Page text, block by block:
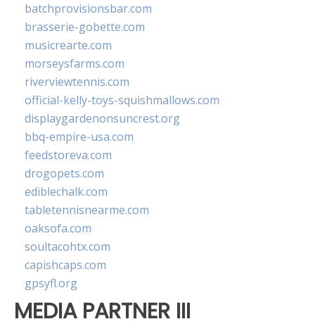
batchprovisionsbar.com
brasserie-gobette.com
musicrearte.com
morseysfarms.com
riverviewtennis.com
official-kelly-toys-squishmallows.com
displaygardenonsuncrest.org
bbq-empire-usa.com
feedstoreva.com
drogopets.com
ediblechalk.com
tabletennisnearme.com
oaksofa.com
soultacohtx.com
capishcaps.com
gpsyfl.org
MEDIA PARTNER III